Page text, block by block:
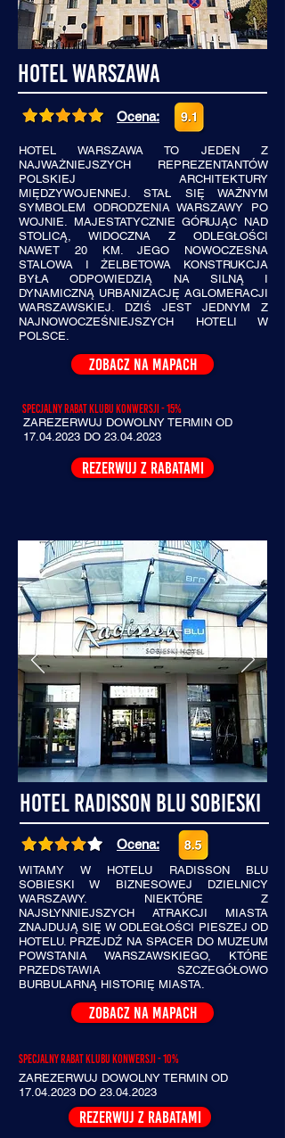
Hotel Warszawa
Ocena:
HOTEL WARSZAWA TO JEDEN Z
NAJWAŻNIEJSZYCH REPREZENTANTÓW
POLSKIEJ ARCHITEKTURY
MIĘDZYWOJENNEJ. STAŁ SIĘ WAŻNYM
SYMBOLEM ODRODZENIA WARSZAWY PO
WOJNIE. MAJESTATYCZNIE GÓRUJĄC NAD
STOLICĄ, WIDOCZNA Z ODLEGŁOŚCI
NAWET 20 KM. JEGO NOWOCZESNA
STALOWA I ŻELBETOWA KONSTRUKCJA
BYŁA ODPOWIEDZIĄ NA SILNĄ I
DYNAMICZNĄ URBANIZACJĘ AGLOMERACJI
WARSZAWSKIEJ. DZIŚ JEST JEDNYM Z
NAJNOWOCZEŚNIEJSZYCH HOTELI W
POLSCE.
ZOBACZ NA MAPACH
Specjalny rabat klubu konwersji - 15%
ZAREZERWUJ DOWOLNY TERMIN OD
17.04.2023 DO 23.04.2023
REZERWUJ Z RABATAMI
Hotel Radisson Blu Sobieski
Ocena:
WITAMY W HOTELU RADISSON BLU
SOBIESKI W BIZNESOWEJ DZIELNICY
WARSZAWY. NIEKTÓRE Z
NAJSŁYNNIEJSZYCH ATRAKCJI MIASTA
ZNAJDUJĄ SIĘ W ODLEGŁOŚCI PIESZEJ OD
HOTELU. PRZEJDŹ NA SPACER DO MUZEUM
POWSTANIA WARSZAWSKIEGO, KTÓRE
PRZEDSTAWIA SZCZEGÓŁOWO
BURBULARNĄ HISTORIĘ MIASTA.
ZOBACZ NA MAPACH
Specjalny rabat klubu konwersji - 10%
ZAREZERWUJ DOWOLNY TERMIN OD
17.04.2023 DO 23.04.2023
REZERWUJ Z RABATAMI